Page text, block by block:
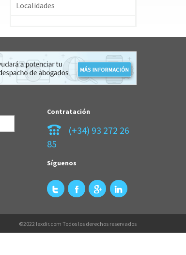
Localidades
Contratación
(+34) 93 272 26
85
Síguenos
©2022 lexdir.com Todos los derechos reservados